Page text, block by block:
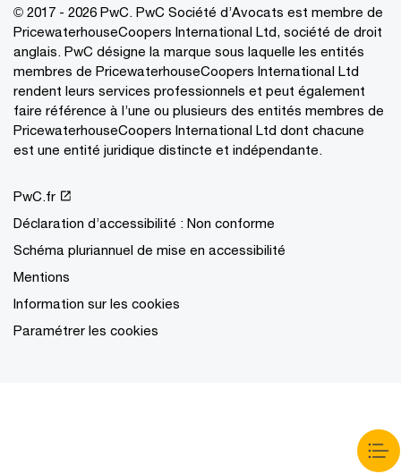
© 2017 - 2026 PwC. PwC Société d’Avocats est membre de
PricewaterhouseCoopers International Ltd, société de droit
anglais. PwC désigne la marque sous laquelle les entités
membres de PricewaterhouseCoopers International Ltd
rendent leurs services professionnels et peut également
faire référence à l’une ou plusieurs des entités membres de
PricewaterhouseCoopers International Ltd dont chacune
est une entité juridique distincte et indépendante.
PwC.fr
Déclaration d’accessibilité : Non conforme
Schéma pluriannuel de mise en accessibilité
Mentions
Information sur les cookies
Paramétrer les cookies